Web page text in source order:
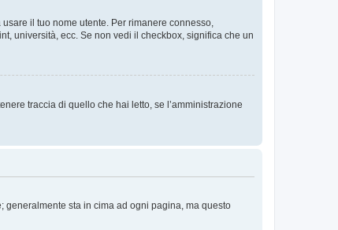
il tuo nome utente. Per rimanere connesso,
università, ecc. Se non vedi il checkbox, significa che un
traccia di quello che hai letto, se l’amministrazione
generalmente sta in cima ad ogni pagina, ma questo